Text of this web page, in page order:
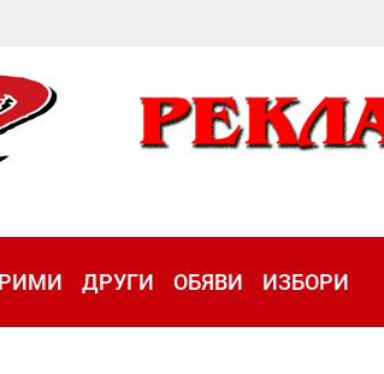
ДРУГИ ОБЯВИ ИЗБОРИ